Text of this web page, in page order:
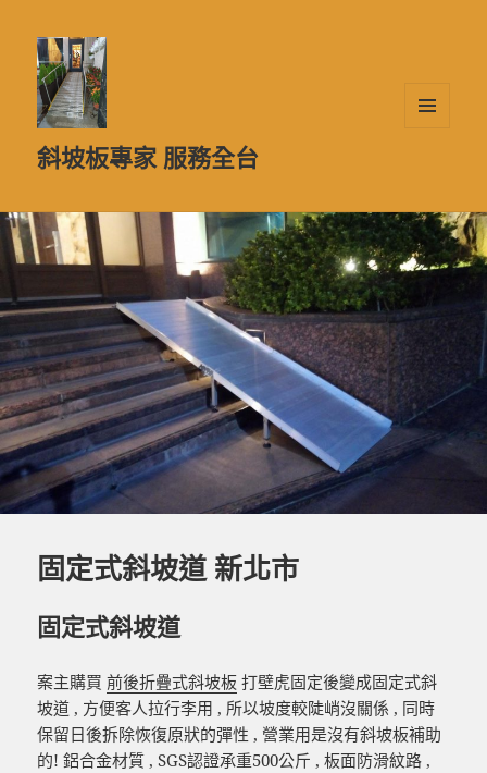
斜坡板專家 服務全台
固定式斜坡道 新北市
固定式斜坡道
案主購買前後折疊式斜坡板 打壁虎固定後變成固定式斜
坡道 , 方便客人拉行李用 , 所以坡度較陡峭沒關係 , 同時
保留日後拆除恢復原狀的彈性 , 營業用是沒有斜坡板補助
的! 鋁合金材質 , SGS認證承重500公斤 , 板面防滑紋路 ,